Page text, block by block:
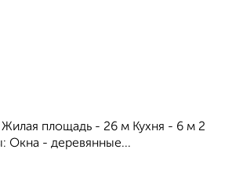
площадь - 26 м Кухня - 6 м 2
Окна - деревянные...